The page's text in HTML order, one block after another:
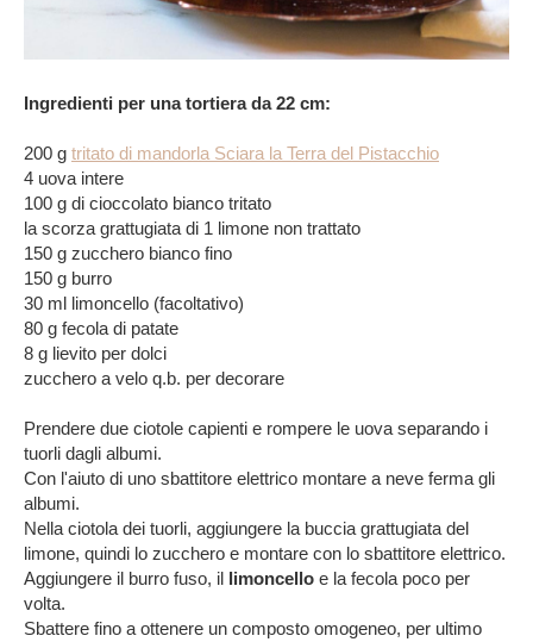
Ingredienti per una tortiera da 22 cm:
200 g tritato di mandorla Sciara la Terra del Pistacchio
4 uova intere
100 g di cioccolato bianco tritato
la scorza grattugiata di 1 limone non trattato
150 g zucchero bianco fino
150 g burro
30 ml limoncello (facoltativo)
80 g fecola di patate
8 g lievito per dolci
zucchero a velo q.b. per decorare
Prendere due ciotole capienti e rompere le uova separando i
tuorli dagli albumi.
Con l'aiuto di uno sbattitore elettrico montare a neve ferma gli
albumi.
Nella ciotola dei tuorli, aggiungere la buccia grattugiata del
limone, quindi lo zucchero e montare con lo sbattitore elettrico.
Aggiungere il burro fuso, il limoncello e la fecola poco per
volta.
Sbattere fino a ottenere un composto omogeneo, per ultimo